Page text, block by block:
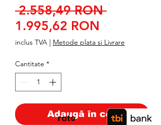
2.558,49 RON Preț
1.995,62 RON
redus
inclus TVA | Metode plata si Livrare
Cantitate *
Adaugă în coș
rate